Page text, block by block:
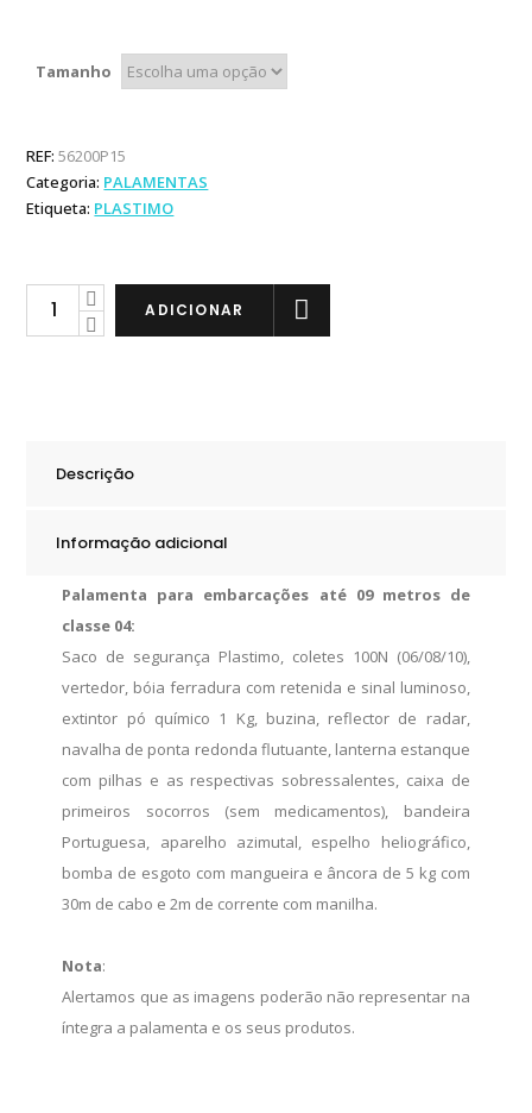
Tamanho
REF:56200P15
Categoria: PALAMENTAS
Etiqueta: PLASTIMO
Plastimo
Palamenta
ADICIONAR
Descrição
Informação adicional
Palamenta para embarcações até 09 metros de
classe 04:
Saco de segurança Plastimo, coletes 100N (06/08/10),
vertedor, bóia ferradura com retenida e sinal luminoso,
extintor pó químico 1 Kg, buzina, reflector de radar,
navalha de ponta redonda flutuante, lanterna estanque
com pilhas e as respectivas sobressalentes, caixa de
primeiros socorros (sem medicamentos), bandeira
Portuguesa, aparelho azimutal, espelho heliográfico,
bomba de esgoto com mangueira e âncora de 5 kg com
30m de cabo e 2m de corrente com manilha.
Nota:
Alertamos que as imagens poderão não representar na
íntegra a palamenta e os seus produtos.